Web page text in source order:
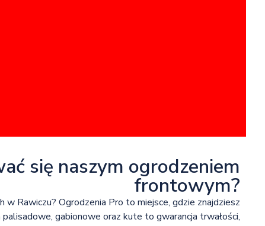
się naszym ogrodzeniem
frontowym?
Rawiczu? Ogrodzenia Pro to miejsce, gdzie znajdziesz
gabionowe oraz kute to gwarancja trwałości,